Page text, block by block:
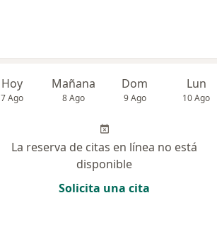
Hoy
7 Ago
Mañana
8 Ago
Dom
9 Ago
Lun
10 Ago
La reserva de citas en línea no está
disponible
Solicita una cita